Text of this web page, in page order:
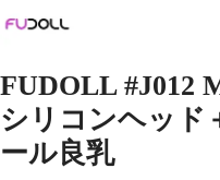
FUDOLL #J012
シリコンヘッド
ール良乳